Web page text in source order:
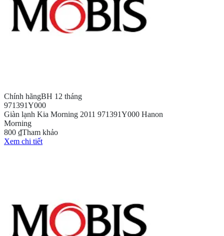
Chính hãngBH 12 tháng
971391Y000
Giàn lạnh Kia Morning 2011 971391Y000 Hanon
Morning
800 ₫Tham khảo
Xem chi tiết